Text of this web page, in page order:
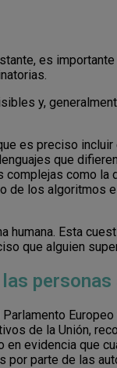
es
y,
es preciso
que
como
los algoritmos
Esta
que alguien
de la Unión,
evidencia que
parte de las